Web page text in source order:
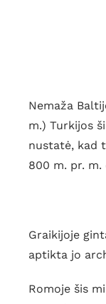
Nemaža
m.) Turkijos
nustatė, kad
800 m. pr.
Graikijoje
aptikta jo
Romoje šis